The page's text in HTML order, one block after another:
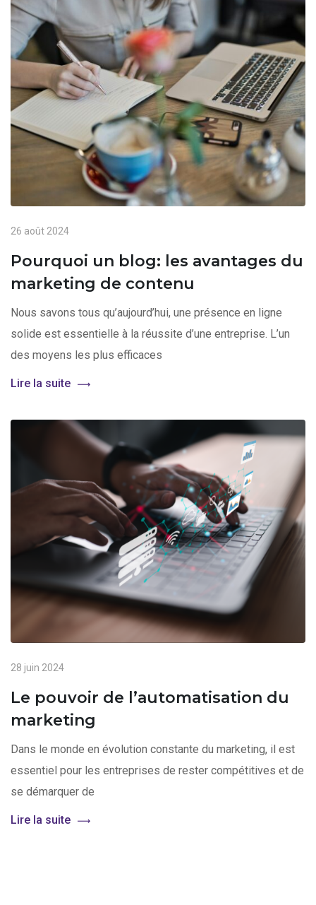
26 août 2024
Pourquoi un blog: les avantages du
marketing de contenu
Nous savons tous qu’aujourd’hui, une présence en ligne
solide est essentielle à la réussite d’une entreprise. L’un
des moyens les plus efficaces
Lire la suite
28 juin 2024
Le pouvoir de l’automatisation du
marketing
Dans le monde en évolution constante du marketing, il est
essentiel pour les entreprises de rester compétitives et de
se démarquer de
Lire la suite